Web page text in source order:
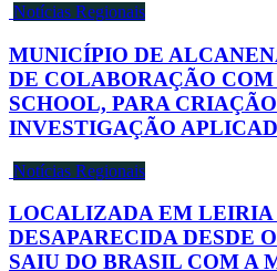
Notícias Regionais
MUNICÍPIO DE
DE COLABORAÇÃO
SCHOOL, PARA
INVESTIGAÇÃO
Notícias Regionais
LOCALIZADA EM LEIRIA
DESAPARECIDA DESDE
SAIU DO BRASIL COM A